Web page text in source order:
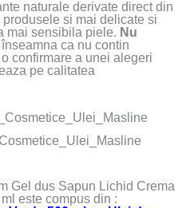
naturale derivate direct din
si mai delicate si
mai sensibila piele. Nu
ca nu contin
confirmare a unei alegeri
pe calitatea
Gel dus Sapun Lichid Crema
este compus din :